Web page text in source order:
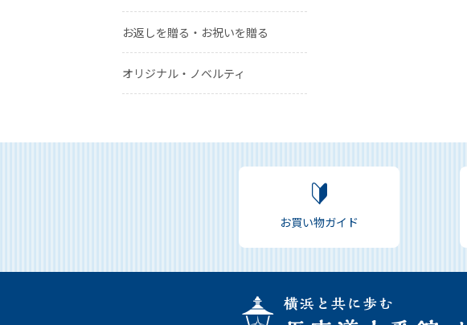
お返しを贈る・お祝いを贈る
オリジナル・ノベルティ
お買い物ガイド